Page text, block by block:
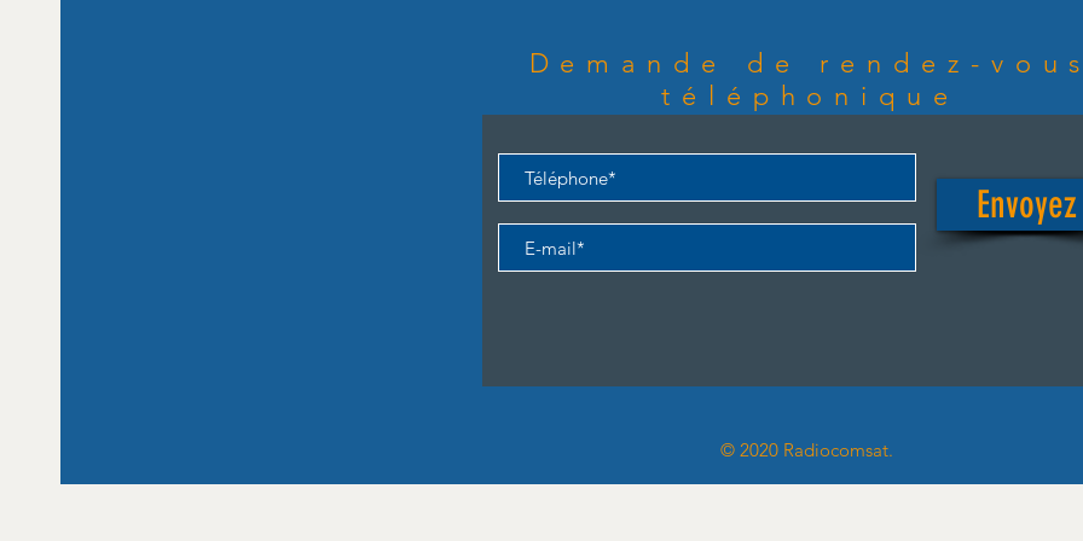
Demande de rendez-
téléphonique
Envoyez
© 2020 Radiocomsat.